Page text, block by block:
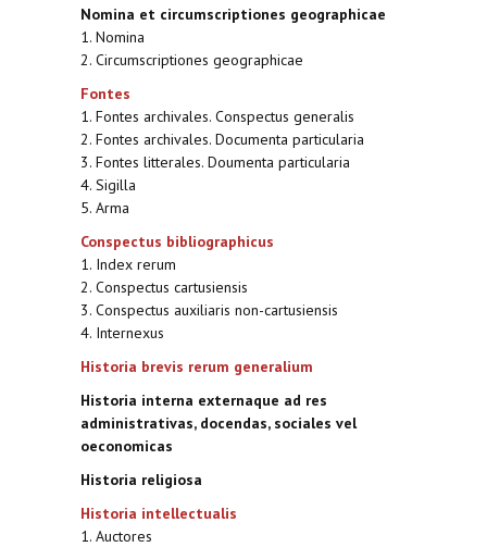
Nomina et circumscriptiones geographicae
1. Nomina
2. Circumscriptiones geographicae
Fontes
1. Fontes archivales. Conspectus generalis
2. Fontes archivales. Documenta particularia
3. Fontes litterales. Doumenta particularia
4. Sigilla
5. Arma
Conspectus bibliographicus
1. Index rerum
2. Conspectus cartusiensis
3. Conspectus auxiliaris non-cartusiensis
4. Internexus
Historia brevis rerum generalium
Historia interna externaque ad res
administrativas, docendas, sociales vel
oeconomicas
Historia religiosa
Historia intellectualis
1. Auctores